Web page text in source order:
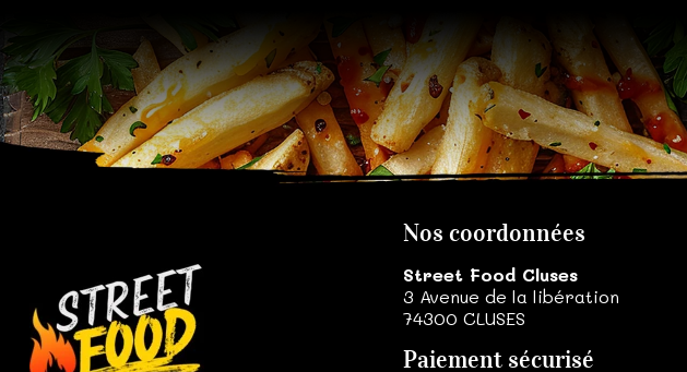
Nos coordonnées
Street Food Cluses
3 Avenue de la libération
74300 CLUSES
Paiement sécurisé